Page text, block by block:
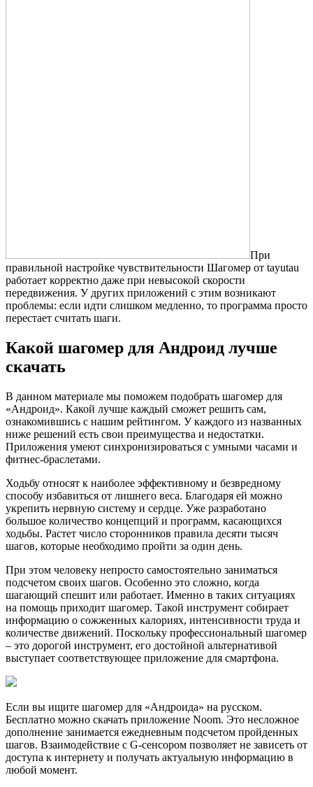
При
правильной настройке чувствительности Шагомер от tayutau
работает корректно даже при невысокой скорости
передвижения. У других приложений с этим возникают
проблемы: если идти слишком медленно, то программа просто
перестает считать шаги.
Какой шагомер для Андроид лучше
скачать
В данном материале мы поможем подобрать шагомер для
«Андроид». Какой лучше каждый сможет решить сам,
ознакомившись с нашим рейтингом. У каждого из названных
ниже решений есть свои преимущества и недостатки.
Приложения умеют синхронизироваться с умными часами и
фитнес-браслетами.
Ходьбу относят к наиболее эффективному и безвредному
способу избавиться от лишнего веса. Благодаря ей можно
укрепить нервную систему и сердце. Уже разработано
большое количество концепций и программ, касающихся
ходьбы. Растет число сторонников правила десяти тысяч
шагов, которые необходимо пройти за один день.
При этом человеку непросто самостоятельно заниматься
подсчетом своих шагов. Особенно это сложно, когда
шагающий спешит или работает. Именно в таких ситуациях
на помощь приходит шагомер. Такой инструмент собирает
информацию о сожженных калориях, интенсивности труда и
количестве движений. Поскольку профессиональный шагомер
– это дорогой инструмент, его достойной альтернативой
выступает соответствующее приложение для смартфона.
Если вы ищите шагомер для «Андроида» на русском.
Бесплатно можно скачать приложение Noom. Это несложное
дополнение занимается ежедневным подсчетом пройденных
шагов. Взаимодействие с G-сенсором позволяет не зависеть от
доступа к интернету и получать актуальную информацию в
любой момент.